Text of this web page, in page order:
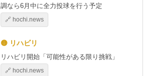
調なら6月中に全力投球を行う予定
🔗 hochi.news
🟡 リハビリ
リハビリ開始「可能性がある限り挑戦」
🔗 hochi.news